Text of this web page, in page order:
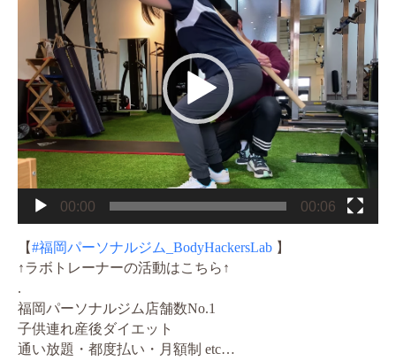
ヤ
ー
00:00 00:06
【#福岡パーソナルジム_BodyHackersLab 】
↑ラボトレーナーの活動はこちら↑
.
福岡パーソナルジム店舗数No.1
子供連れ産後ダイエット
通い放題・都度払い・月額制 etc…